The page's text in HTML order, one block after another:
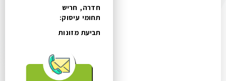
חדרה, חריש
תחומי עיסוק:
תביעת מזונות